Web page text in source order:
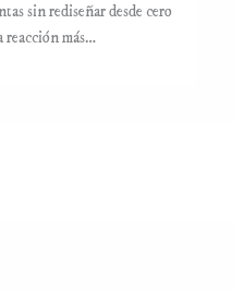
sin rediseñar desde cero
reacción más…